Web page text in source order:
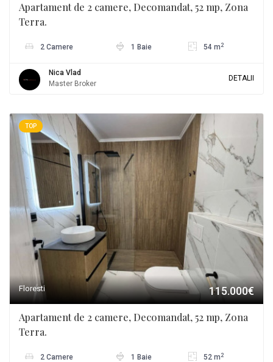
Apartament de 2 camere, Decomandat, 52 mp, Zona
Terra.
2 Camere 1 Baie 54 m 2
Nica Vlad
Master Broker
DETALII
TOP
Floresti 115.000€
Apartament de 2 camere, Decomandat, 52 mp, Zona
Terra.
2 Camere 1 Baie 52 m 2